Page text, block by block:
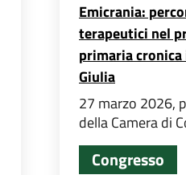
Emicrania:
terapeutici nel
primaria
Giulia
27 marzo 2026,
della Camera di
Congresso